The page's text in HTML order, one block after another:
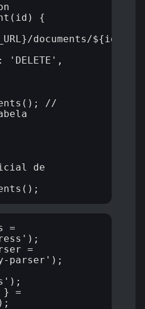
{
documents/${id}`,
//
de
=
=
parser');
} =